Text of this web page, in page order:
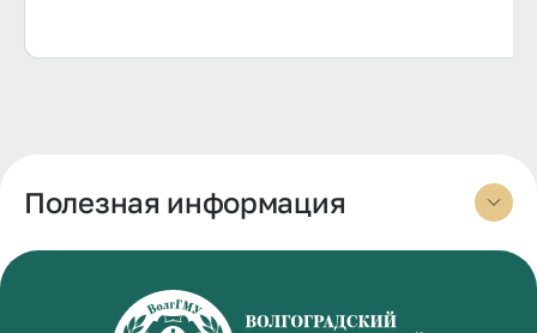
Полезная информация